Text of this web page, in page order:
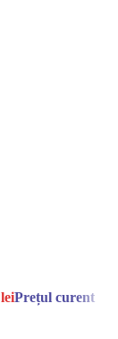
leiPrețul curent